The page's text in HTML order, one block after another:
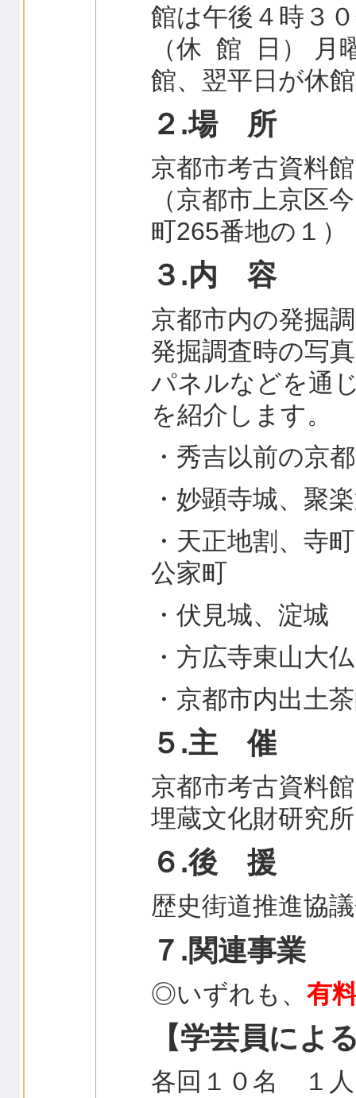
館は午後４時３
（休 館 日） 月
館、翌平日が休
２.場 所
京都市考古資料
（京都市上京区
町265番地の１）
３.内 容
京都市内の発掘
発掘調査時の写
パネルなどを通
を紹介します。
・秀吉以前の京都
・妙顕寺城、聚
・天正地割、寺
公家町
・伏見城、淀城
・方広寺東山大仏
・京都市内出土
５.主 催
京都市考古資料
埋蔵文化財研究所
６.後 援
歴史街道推進協
７.関連事業
◎いずれも、 有
【学芸員によ
各回１０名 １